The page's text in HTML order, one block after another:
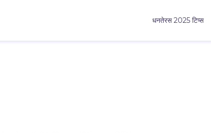
धनतेरस 2025 टिप्स